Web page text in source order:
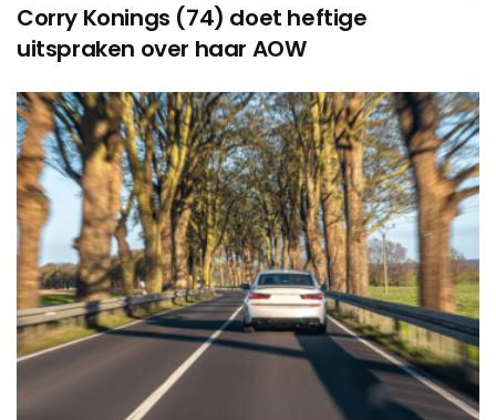
Corry Konings (74) doet heftige
uitspraken over haar AOW